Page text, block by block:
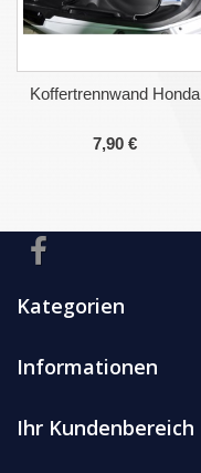
Koffertrennwand Honda
7,90 €
Kategorien
Informationen
Ihr Kundenbereich